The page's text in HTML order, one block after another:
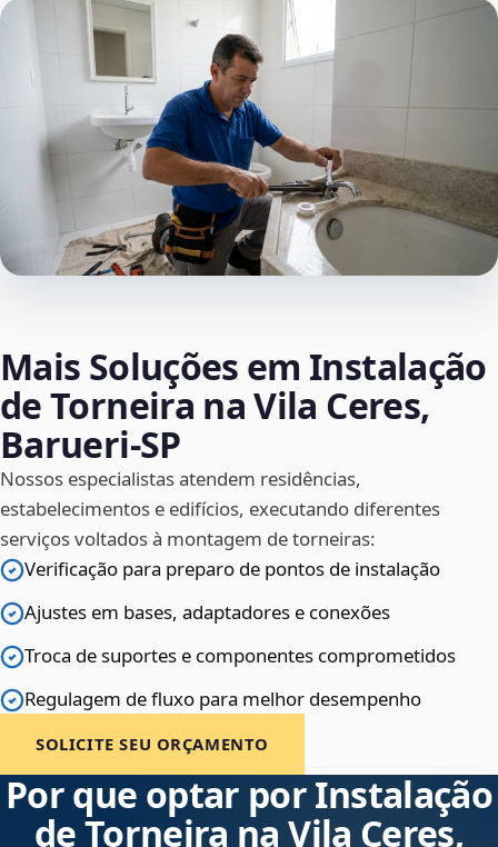
Mais Soluções em Instalação
de Torneira na Vila Ceres,
Barueri‑SP
Nossos especialistas atendem residências,
estabelecimentos e edifícios, executando diferentes
serviços voltados à montagem de torneiras:
Verificação para preparo de pontos de instalação
Ajustes em bases, adaptadores e conexões
Troca de suportes e componentes comprometidos
Regulagem de fluxo para melhor desempenho
SOLICITE SEU ORÇAMENTO
Por que optar por Instalação
de Torneira na Vila Ceres,